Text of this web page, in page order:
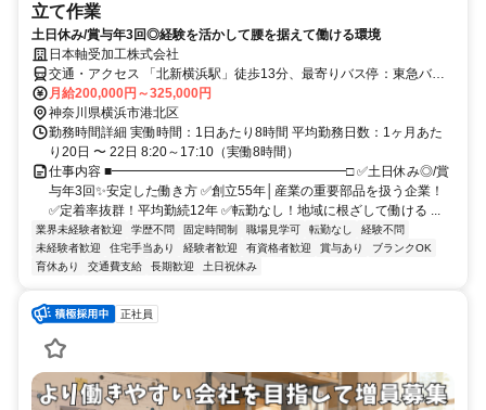
立て作業
土日休み/賞与年3回◎経験を活かして腰を据えて働ける環境
日本軸受加工株式会社
交通・アクセス 「北新横浜駅」徒歩13分、最寄りバス停：東急バス
「新横82」「綱72」系統、亀甲橋または専念寺前より徒歩6分
月給200,000円～325,000円
神奈川県横浜市港北区
勤務時間詳細 実働時間：1日あたり8時間 平均勤務日数：1ヶ月あた
り20日 〜 22日 8:20～17:10（実働8時間）
仕事内容 ■━━━━━━━━━━━━━━━━━━□ ✅土日休み◎/賞
与年3回✨安定した働き方 ✅創立55年│産業の重要部品を扱う企業！
✅定着率抜群！平均勤続12年 ✅転勤なし！地域に根ざして働ける ...
業界未経験者歓迎 学歴不問 固定時間制 職場見学可 転勤なし
経験不問
未経験者歓迎
住宅手当あり 経験者歓迎 有資格者歓迎 賞与あり
ブランクOK
育休あり
交通費支給 長期歓迎 土日祝休み
正社員